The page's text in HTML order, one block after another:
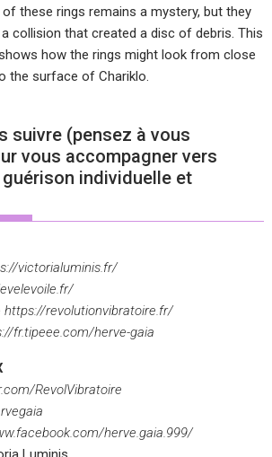
these rings remains a mystery, but they
collision that created a disc of debris. This
how the rings might look from close
the surface of Chariklo.
suivre (pensez à vous
vous accompagner vers
guérison individuelle et
victorialuminis.fr/
https://revolutionvibratoire.fr/
fr.tipeee.com/herve-gaia
RevolVibratoire
herve.gaia.999/